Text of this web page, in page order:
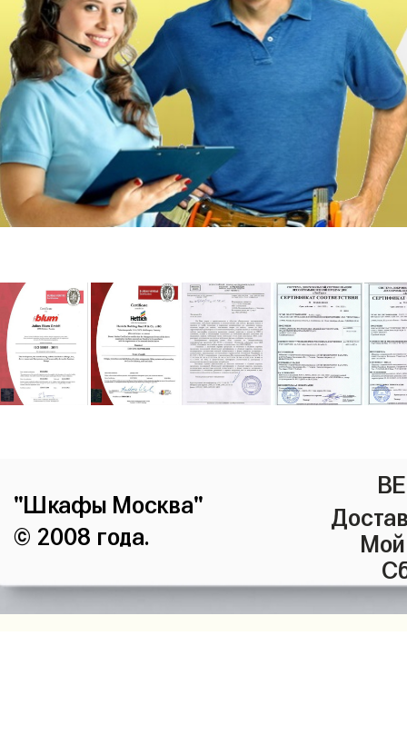
"Шкафы Москва"
© 2008 года.